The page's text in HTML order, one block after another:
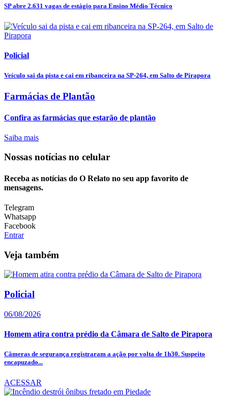
SP abre 2.631 vagas de estágio para Ensino Médio Técnico
Policial
Veículo sai da pista e cai em ribanceira na SP-264, em Salto de Pirapora
Farmácias de Plantão
Confira as farmácias que estarão de plantão
Saiba mais
Nossas notícias no celular
Receba as notícias do O Relato no seu app favorito de
mensagens.
Telegram
Whatsapp
Facebook
Entrar
Veja também
Policial
06/08/2026
Homem atira contra prédio da Câmara de Salto de Pirapora
Câmeras de segurança registraram a ação por volta de 1h30. Suspeito
encapuzado...
ACESSAR